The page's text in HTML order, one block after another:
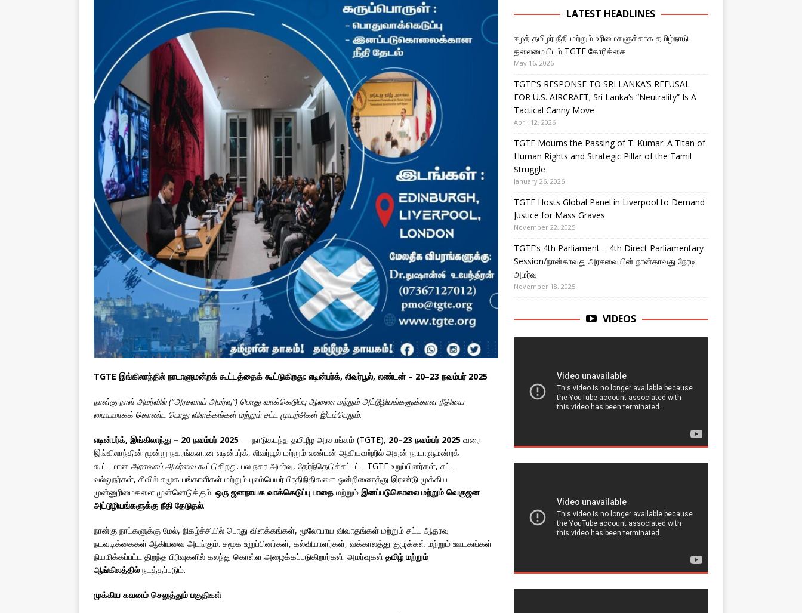
TGTE இங்கிலாந்தில் நாடாளுமன்றக் கூட்டத்தைக் கூட்டுகிறது: எடின்பர்க், லிவர்பூல், லண்டன் – 20–23 நவம்பர் 2025
நான்கு நாள் அமர்வில் (“அரசவாய் அமர்வு”) பொது வாக்கெடுப்பு ஆணை மற்றும் அட்டூழியங்களுக்கான நீதியை
மையமாகக் கொண்ட பொது விளக்கங்கள் மற்றும் சட்ட முயற்சிகள் இடம்பெறும்.
எடின்பர்க், இங்கிலாந்து – 20 நவம்பர் 2025 — நாடுகடந்த தமிழீழ அரசாங்கம் (TGTE), 20–23 நவம்பர் 2025 வரை
இங்கிலாந்தின் மூன்று நகரங்களான எடின்பர்க், லிவர்பூல் மற்றும் லண்டன் ஆகியவற்றில் அதன் நாடாளுமன்றக்
கூட்டமான அரசவாய் அமர்வைகூட்டுகிறது. பல நகர அமர்வு, தேர்ந்தெடுக்கப்பட்ட TGTE உறுப்பினர்கள், சட்ட
வல்லுநர்கள், சிவில் சமூக பங்காளிகள் மற்றும் புலம்பெயர் பிரதிநிதிகளை ஒன்றிணைத்து இரண்டு முக்கிய
முன்னுரிமைகளை முன்னெடுக்கும்: ஒரு ஜனநாயக வாக்கெடுப்பு பாதை மற்றும் இனப்படுகொலை மற்றும் வெகுஜன
அட்டூழியங்களுக்கு நீதி தேடுதல்.
நான்கு நாட்களுக்கு மேல், நிகழ்ச்சியில் பொது விளக்கங்கள், மூலோபாய விவாதங்கள் மற்றும் சட்ட ஆதரவு
நடவடிக்கைகள் ஆகியவை அடங்கும். சமூக உறுப்பினர்கள், கல்வியாளர்கள், வக்காலத்து குழுக்கள் மற்றும் ஊடகங்கள்
நியமிக்கப்பட்ட திறந்த பிரிவுகளில் கலந்து கொள்ள அழைக்கப்படுகிறார்கள். அமர்வுகள் தமிழ் மற்றும்
ஆங்கிலத்தில்நடத்தப்படும்.
முக்கிய கவனம் செலுத்தும் பகுதிகள்
LATEST HEADLINES
ஈழத் தமிழர் நீதி மற்றும் உரிமைகளுக்காக தமிழ்நாடு
தலைமையிடம் TGTE கோரிக்கை
May 16, 2026
TGTE’S RESPONSE TO SRI LANKA’S REFUSAL
FOR U.S. AIRCRAFT; Sri Lanka’s “Neutrality” Is A
Tactical Canny Move
April 12, 2026
TGTE Mourns the Passing of T. Kumar: A Titan of
Human Rights and Strategic Pillar of the Tamil
Struggle
January 26, 2026
TGTE Hosts Global Panel in Liverpool to Demand
Justice for Mass Graves
November 22, 2025
TGTE’s 4th Parliament – 4th Direct Parliamentary
Session/நான்காவது அரசவையின் நான்காவது நேரடி
அமர்வு
November 18, 2025
VIDEOS